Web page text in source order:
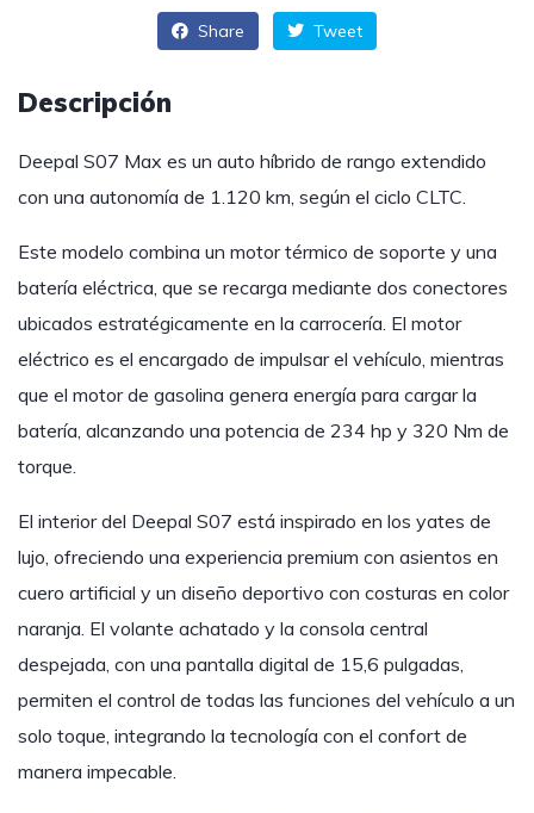
Share Tweet
Descripción
Deepal S07 Max es un auto híbrido de rango extendido
con una autonomía de 1.120 km, según el ciclo CLTC.
Este modelo combina un motor térmico de soporte y una
batería eléctrica, que se recarga mediante dos conectores
ubicados estratégicamente en la carrocería. El motor
eléctrico es el encargado de impulsar el vehículo, mientras
que el motor de gasolina genera energía para cargar la
batería, alcanzando una potencia de 234 hp y 320 Nm de
torque.
El interior del Deepal S07 está inspirado en los yates de
lujo, ofreciendo una experiencia premium con asientos en
cuero artificial y un diseño deportivo con costuras en color
naranja. El volante achatado y la consola central
despejada, con una pantalla digital de 15,6 pulgadas,
permiten el control de todas las funciones del vehículo a un
solo toque, integrando la tecnología con el confort de
manera impecable.